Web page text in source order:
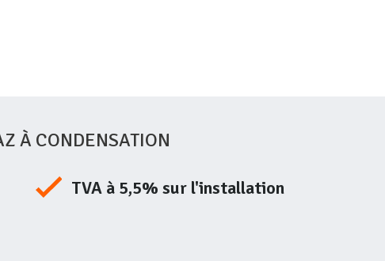
À CONDENSATION
TVA à 5,5% sur l'installation